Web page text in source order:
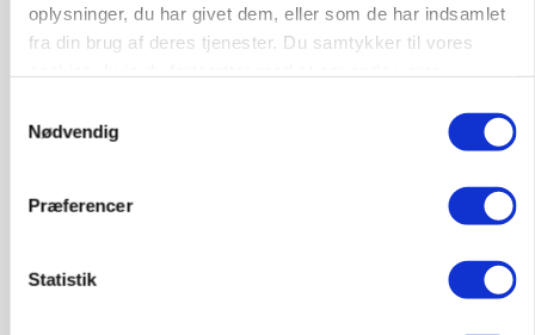
oplysninger, du har givet dem, eller som de har indsamlet
fra din brug af deres tjenester. Du samtykker til vores
Nødvendig
Præferencer
Statistik
telefon +45 61 22 67 35
Få aktuelle nyheder i indbakken
Tilmeld
Ved tilmelding af nyhedsbrevet accepterer du L-